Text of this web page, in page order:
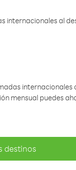
internacionales al
internacionales
mensual puedes
destinos